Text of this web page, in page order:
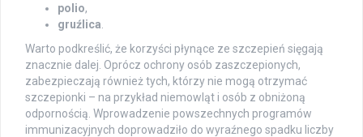
polio,
gruźlica
Warto podkreślić, że korzyści płynące ze szczepień sięgają
znacznie dalej. Oprócz ochrony osób zaszczepionych,
zabezpieczają również tych, którzy nie mogą otrzymać
szczepionki – na przykład niemowląt i osób z obniżoną
odpornością. Wprowadzenie powszechnych programów
immunizacyjnych doprowadziło do wyraźnego spadku liczby